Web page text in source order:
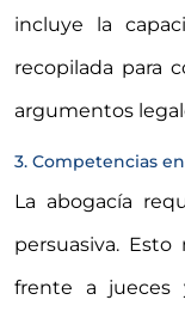
incluye la
recopilada para
argumentos
3. Competencias
La abogacía
persuasiva.
frente a jueces